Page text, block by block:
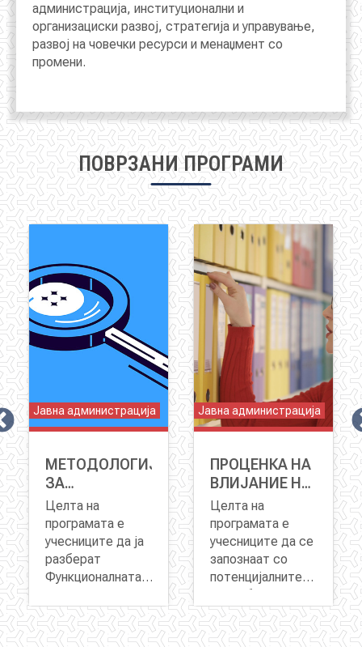
администрација, институционални и
организациски развој, стратегија и управување,
развој на човечки ресурси и менаџмент со
промени.
ПОВРЗАНИ ПРОГРАМИ
Јавна администрација
МЕТОДОЛОГИЈА
ЗА
СПРОВЕДУВАЊЕ
НА
ФУНКЦИОНАЛНА
АНАЛИЗА
Целта на
програмата е
учесниците да ја
разберат
Функционалната
процес за
добивање на
Јавна администрација
ПРОЦЕНКА НА
ВЛИЈАНИЕ НА
РЕГУЛАТИВАТА
- ПВР
Целта на
програмата е
учесниците да се
запознаат со
потенцијалните
придобивки од
подобра
регулатива и